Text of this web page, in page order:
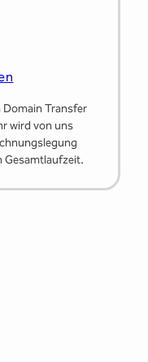
Transfer
wird von uns
Gesamtlaufzeit.